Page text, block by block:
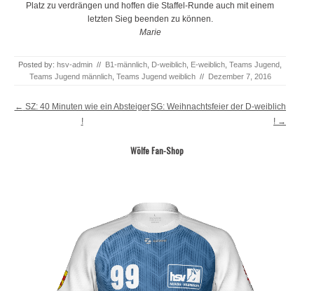
Platz zu verdrängen und hoffen die Staffel-Runde auch mit einem
letzten Sieg beenden zu können.
Marie
Posted by: hsv-admin // B1-männlich D-weiblich E-weiblich Teams Jugend
Teams Jugend männlich, Teams Jugend weiblich // Dezember 7, 2016
Post navigation
← SZ: 40 Minuten wie ein Absteiger
!
SG: Weihnachtsfeier der D-weiblich
! →
Wölfe Fan-Shop